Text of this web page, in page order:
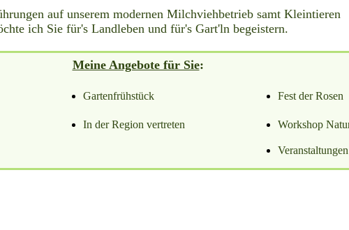
auf unserem modernen Milchviehbetrieb samt Kleintieren
ich Sie für's Landleben und für's Gart'ln begeistern.
Meine Angebote für Sie:
Gartenfrühstück Fest der Rosen
In der Region vertreten Workshop